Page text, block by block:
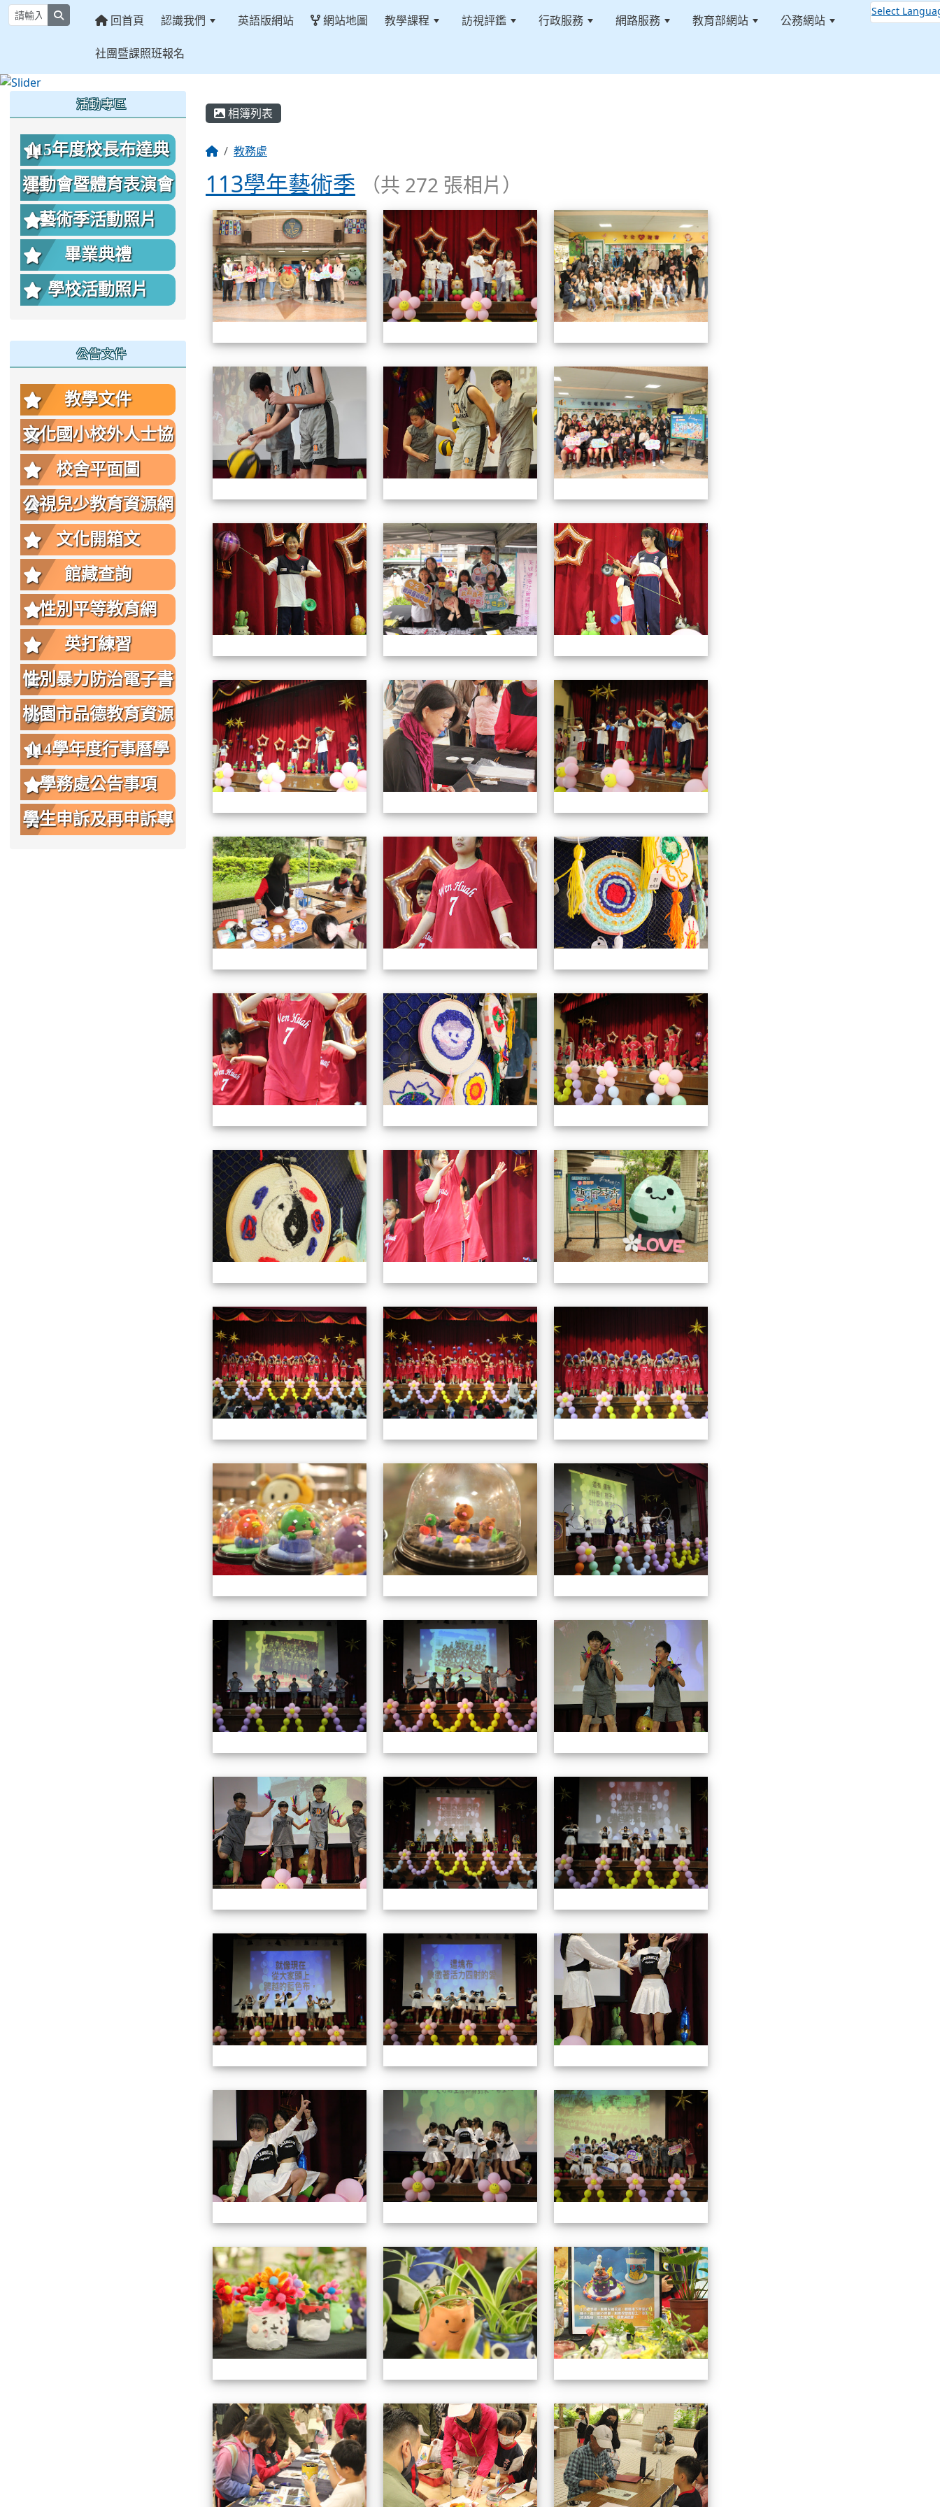
回首頁 認識我們 英語版網站 網站地圖 教學課程 訪視評鑑 行政服務 網路服務 教育部網站 公務網站
社團暨課照班報名
Select
相簿列表
教務處
113學年藝術季 （共 272 張相片）
相簿列表 113學年藝術季 113學年藝術季 113學年藝術季
113學年藝術季 113學年藝術季
113學年藝術季 113學年藝術季 113學年藝術季
113學年藝術季 113學年藝術季 113學年藝術季
113學年藝術季 113學年藝術季 113學年藝術季
113學年藝術季 113學年藝術季
113學年藝術季 113學年藝術季 113學年藝術季
113學年藝術季 113學年藝術季
113學年藝術季 113學年藝術季 113學年藝術季
113學年藝術季 113學年藝術季
113學年藝術季 113學年藝術季
113學年藝術季 113學年藝術季
113學年藝術季 113學年藝術季 113學年藝術季
113學年藝術季 113學年藝術季 113學年藝術季
113學年藝術季 113學年藝術季 113學年藝術季
活動專區
115年度校長布達典
禮照片
運動會暨體育表演會
照片
藝術季活動照片
畢業典禮
學校活動照片
公告文件
教學文件
文化國小校外人士協
助教學或活動要點
校舍平面圖
公視兒少教育資源網
文化開箱文
館藏查詢
性別平等教育網
英打練習
性別暴力防治電子書
桃園市品德教育資源
網
114學年度行事曆學
生版
學務處公告事項
學生申訴及再申訴專